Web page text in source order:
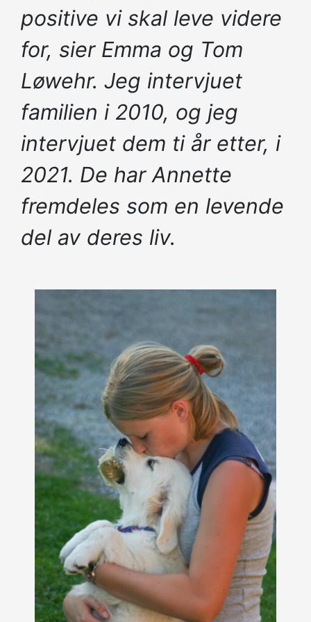
positive vi skal leve videre
for, sier Emma og Tom
Løwehr. Jeg intervjuet
familien i 2010, og jeg
intervjuet dem ti år etter, i
2021. De har Annette
fremdeles som en levende
del av deres liv.